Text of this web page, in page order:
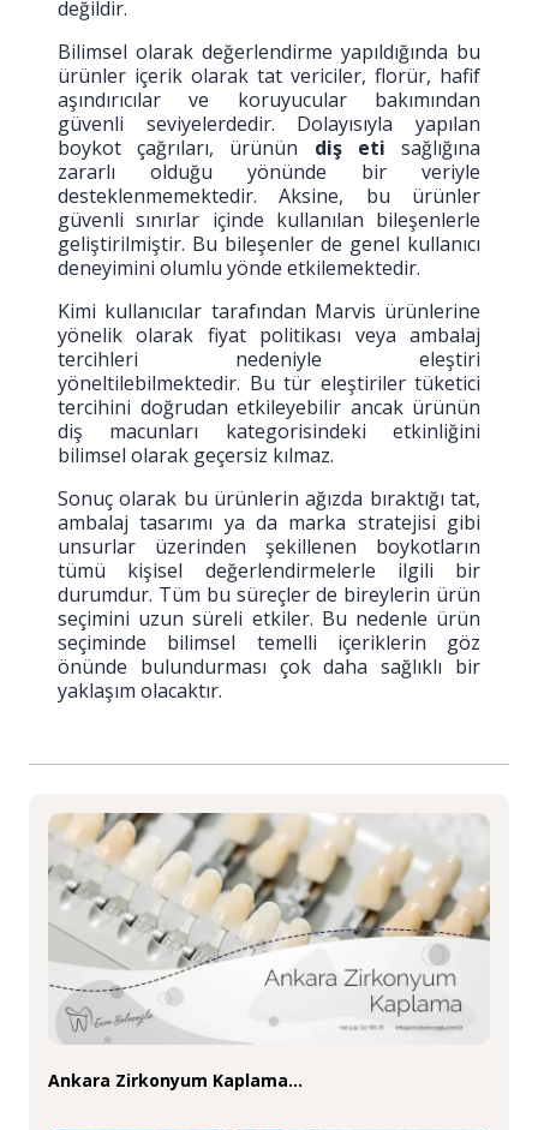
değildir.
Bilimsel olarak değerlendirme yapıldığında bu
ürünler içerik olarak tat vericiler, florür, hafif
aşındırıcılar ve koruyucular bakımından
güvenli seviyelerdedir. Dolayısıyla yapılan
boykot çağrıları, ürünün diş eti sağlığına
zararlı olduğu yönünde bir veriyle
desteklenmemektedir. Aksine, bu ürünler
güvenli sınırlar içinde kullanılan bileşenlerle
geliştirilmiştir. Bu bileşenler de genel kullanıcı
deneyimini olumlu yönde etkilemektedir.
Kimi kullanıcılar tarafından Marvis ürünlerine
yönelik olarak fiyat politikası veya ambalaj
tercihleri nedeniyle eleştiri
yöneltilebilmektedir. Bu tür eleştiriler tüketici
tercihini doğrudan etkileyebilir ancak ürünün
diş macunları kategorisindeki etkinliğini
bilimsel olarak geçersiz kılmaz.
Sonuç olarak bu ürünlerin ağızda bıraktığı tat,
ambalaj tasarımı ya da marka stratejisi gibi
unsurlar üzerinden şekillenen boykotların
tümü kişisel değerlendirmelerle ilgili bir
durumdur. Tüm bu süreçler de bireylerin ürün
seçimini uzun süreli etkiler. Bu nedenle ürün
seçiminde bilimsel temelli içeriklerin göz
önünde bulundurması çok daha sağlıklı bir
yaklaşım olacaktır.
Ankara Zirkonyum Kaplama…